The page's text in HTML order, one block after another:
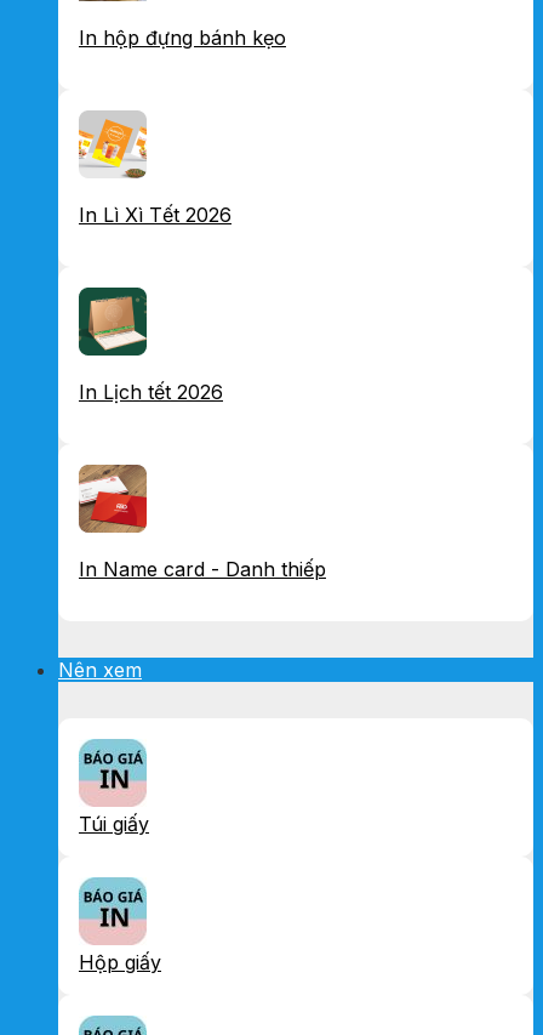
In hộp đựng bánh kẹo
In Lì Xì Tết 2026
In Lịch tết 2026
In Name card - Danh thiếp
Nên xem
Túi giấy
Hộp giấy